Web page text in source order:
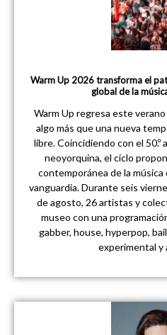
Warm Up 2026 transforma el
global de la
Warm Up regresa este
algo más que una nueva
libre. Coincidiendo con el
neoyorquina, el ciclo
contemporánea de la
vanguardia. Durante seis
de agosto, 26 artistas y
museo con una
gabber, house, hyperpop,
experimental y